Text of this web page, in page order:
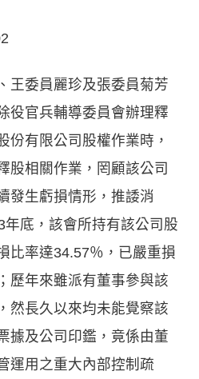
王委員麗珍及張委員菊芳
役官兵輔導委員會辦理釋
份有限公司股權作業時，
股相關作業，罔顧該公司
發生虧損情形，推諉消
年底，該會所持有該公司股
比率達34.57％，已嚴重損
歷年來雖派有董事參與該
然長久以來均未能覺察該
據及公司印鑑，竟係由董
運用之重大內部控制疏